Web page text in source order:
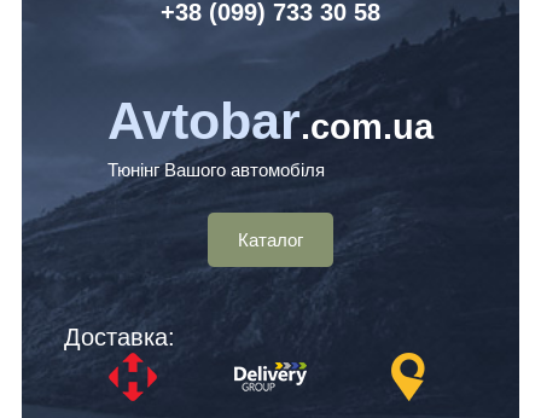
+38 (099) 733 30 58
Avtobar.com.ua
Тюнінг Вашого автомобіля
Каталог
Доставка: